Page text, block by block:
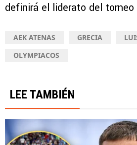
definirá el liderato del torneo
AEK ATENAS GRECIA
OLYMPIACOS
LEE TAMBIÉN